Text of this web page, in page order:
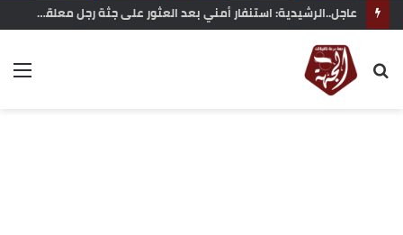
وزارة التربية الوطنية تعلن رسميا مواعيد الدخول المدرسي 2026-2027